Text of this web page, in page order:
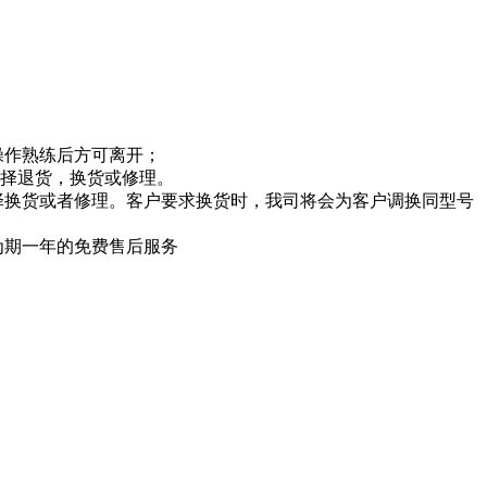
熟练后方可离开；
退货，换货或修理。
货或者修理。客户要求换货时，我司将会为客户调换同型号
一年的免费售后服务